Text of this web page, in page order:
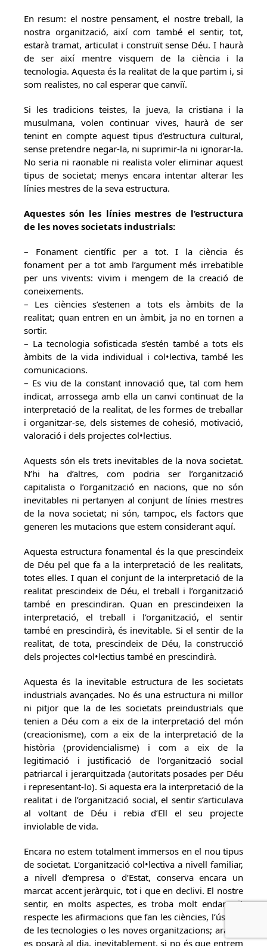
En resum: el nostre pensament, el nostre treball, la
nostra organització, així com també el sentir, tot,
estarà tramat, articulat i construït sense Déu. I haurà
de ser així mentre visquem de la ciència i la
tecnologia. Aquesta és la realitat de la que partim i, si
som realistes, no cal esperar que canviï.
Si les tradicions teistes, la jueva, la cristiana i la
musulmana, volen continuar vives, haurà de ser
tenint en compte aquest tipus d’estructura cultural,
sense pretendre negar-la, ni suprimir-la ni ignorar-la.
No seria ni raonable ni realista voler eliminar aquest
tipus de societat; menys encara intentar alterar les
línies mestres de la seva estructura.
Aquestes són les línies mestres de l’estructura
de les noves societats industrials:
– Fonament científic per a tot. I la ciència és
fonament per a tot amb l’argument més irrebatible
per uns vivents: vivim i mengem de la creació de
coneixements.
– Les ciències s’estenen a tots els àmbits de la
realitat; quan entren en un àmbit, ja no en tornen a
sortir.
– La tecnologia sofisticada s’estén també a tots els
àmbits de la vida individual i col•lectiva, també les
comunicacions.
– Es viu de la constant innovació que, tal com hem
indicat, arrossega amb ella un canvi continuat de la
interpretació de la realitat, de les formes de treballar
i organitzar-se, dels sistemes de cohesió, motivació,
valoració i dels projectes col•lectius.
Aquests són els trets inevitables de la nova societat.
N’hi ha d’altres, com podria ser l’organització
capitalista o l’organització en nacions, que no són
inevitables ni pertanyen al conjunt de línies mestres
de la nova societat; ni són, tampoc, els factors que
generen les mutacions que estem considerant aquí.
Aquesta estructura fonamental és la que prescindeix
de Déu pel que fa a la interpretació de les realitats,
totes elles. I quan el conjunt de la interpretació de la
realitat prescindeix de Déu, el treball i l’organització
també en prescindiran. Quan en prescindeixen la
interpretació, el treball i l’organització, el sentir
també en prescindirà, és inevitable. Si el sentir de la
realitat, de tota, prescindeix de Déu, la construcció
dels projectes col•lectius també en prescindirà.
Aquesta és la inevitable estructura de les societats
industrials avançades. No és una estructura ni millor
ni pitjor que la de les societats preindustrials que
tenien a Déu com a eix de la interpretació del món
(creacionisme), com a eix de la interpretació de la
història (providencialisme) i com a eix de la
legitimació i justificació de l’organització social
patriarcal i jerarquitzada (autoritats posades per Déu
i representant-lo). Si aquesta era la interpretació de la
realitat i de l’organització social, el sentir s’articulava
al voltant de Déu i rebia d’Ell el seu projecte
inviolable de vida.
Encara no estem totalment immersos en el nou tipus
de societat. L’organització col•lectiva a nivell familiar,
a nivell d’empresa o d’Estat, conserva encara un
marcat accent jeràrquic, tot i que en declivi. El nostre
sentir, en molts aspectes, es troba molt endarrerit
respecte les afirmacions que fan les ciències, l’ús real
de les tecnologies o les noves organitzacions; ara bé,
es posarà al dia, inevitablement, si no és que entrem